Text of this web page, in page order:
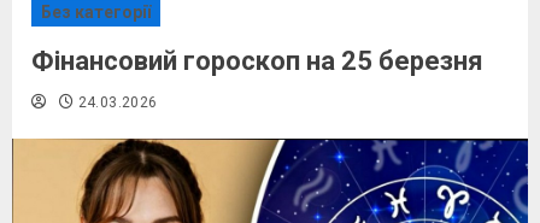
Без категорії
Фінансовий гороскоп на 25 березня
24.03.2026